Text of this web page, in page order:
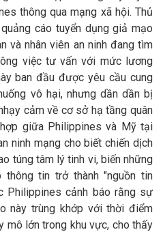
thông qua mạng xã hội. Thủ
cáo tuyển dụng giả mạo
và nhân viên an ninh đang tìm
việc tư vấn với mức lương
ban đầu được yêu cầu cung
vô hại, nhưng dần dần bị
cảm về cơ sở hạ tầng quân
giữa Philippines và Mỹ tại
ninh mạng cho biết chiến dịch
túng tâm lý tinh vi, biến những
thông tin trở thành "nguồn tin
Philippines cảnh báo rằng sự
này trùng khớp với thời điểm
mô lớn trong khu vực, cho thấy